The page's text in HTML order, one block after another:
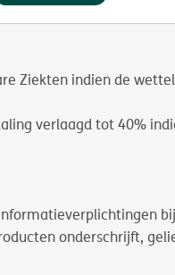
Ziekten indien de
verlaagd tot 40%
onderschrijft,